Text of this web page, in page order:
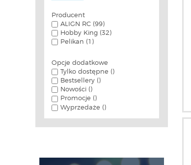
Producent
ALIGN RC (99)
Hobby King (32)
Pelikan (1)
Opcje dodatkowe
Tylko dostępne ()
Bestsellery ()
Nowości ()
Promocje ()
Wyprzedaże ()